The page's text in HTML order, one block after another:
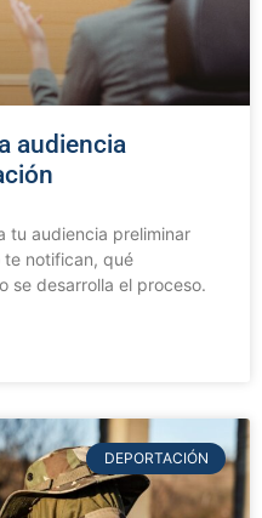
audiencia
tu audiencia preliminar
te notifican, qué
se desarrolla el proceso.
DEPORTACIÓN